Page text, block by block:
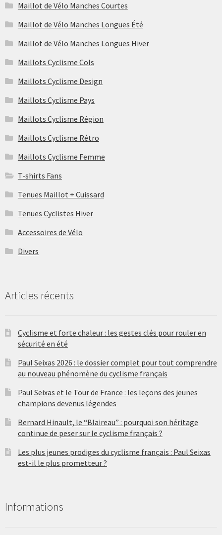
Maillot de Vélo Manches Courtes
Maillot de Vélo Manches Longues Été
Maillot de Vélo Manches Longues Hiver
Maillots Cyclisme Cols
Maillots Cyclisme Design
Maillots Cyclisme Pays
Maillots Cyclisme Région
Maillots Cyclisme Rétro
Maillots Cyclisme Femme
T-shirts Fans
Tenues Maillot + Cuissard
Tenues Cyclistes Hiver
Accessoires de Vélo
Divers
Articles récents
Cyclisme et forte chaleur : les gestes clés pour rouler en
sécurité en été
Paul Seixas 2026 : le dossier complet pour tout comprendre
au nouveau phénomène du cyclisme français
Paul Seixas et le Tour de France : les leçons des jeunes
champions devenus légendes
Bernard Hinault, le “Blaireau” : pourquoi son héritage
continue de peser sur le cyclisme français ?
Les plus jeunes prodiges du cyclisme français : Paul Seixas
est-il le plus prometteur ?
Informations